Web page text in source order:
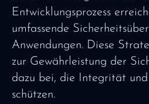
Entwicklungsprozess
umfassende
Anwendungen. Diese
zur Gewährleistung der
dazu bei, die Integrität
schützen.